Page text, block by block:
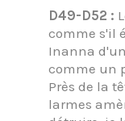
D49-D52 :
comme s'il
Inanna
comme un
Près de la
larmes